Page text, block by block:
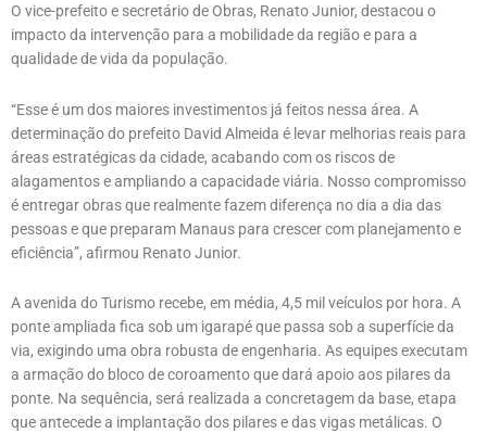
O vice-prefeito e secretário de Obras, Renato Junior, destacou o
impacto da intervenção para a mobilidade da região e para a
qualidade de vida da população.
“Esse é um dos maiores investimentos já feitos nessa área. A
determinação do prefeito David Almeida é levar melhorias reais para
áreas estratégicas da cidade, acabando com os riscos de
alagamentos e ampliando a capacidade viária. Nosso compromisso
é entregar obras que realmente fazem diferença no dia a dia das
pessoas e que preparam Manaus para crescer com planejamento e
eficiência”, afirmou Renato Junior.
A avenida do Turismo recebe, em média, 4,5 mil veículos por hora. A
ponte ampliada fica sob um igarapé que passa sob a superfície da
via, exigindo uma obra robusta de engenharia. As equipes executam
a armação do bloco de coroamento que dará apoio aos pilares da
ponte. Na sequência, será realizada a concretagem da base, etapa
que antecede a implantação dos pilares e das vigas metálicas. O